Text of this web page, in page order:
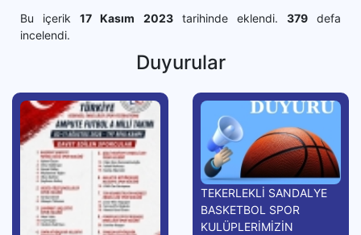
Bu içerik17 Kasım 2023tarihinde eklendi. 379defa
incelendi.
Duyurular
TEKERLEKLİ SANDALYE
BASKETBOL SPOR
KULÜPLERİMİZİN